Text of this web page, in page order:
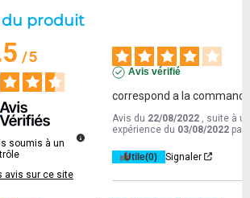
du produit
/5
soumis à un
avis sur ce site
Avis vérifié
correspond a la
Avis du 22/08/2022
, suite à
expérience du 03/08/2022 par
Utile(0) Signaler